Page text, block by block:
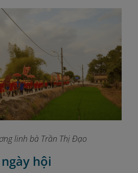
linh bà Trần Thị Đạo
hội